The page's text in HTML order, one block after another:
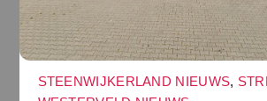
STEENWIJKERLAND NIEUWS,